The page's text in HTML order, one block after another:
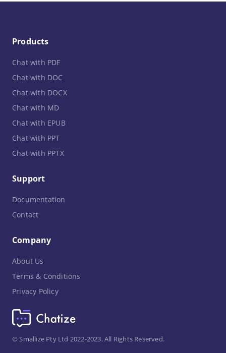
© Smallize Pty Ltd 2022-2023. All Rights Reserved.
Products
Chat with PDF
Chat with DOC
Chat with DOCX
Chat with MD
Chat with EPUB
Chat with PPT
Chat with PPTX
Support
Documentation
Contact
Company
About Us
Terms & Conditions
Privacy Policy